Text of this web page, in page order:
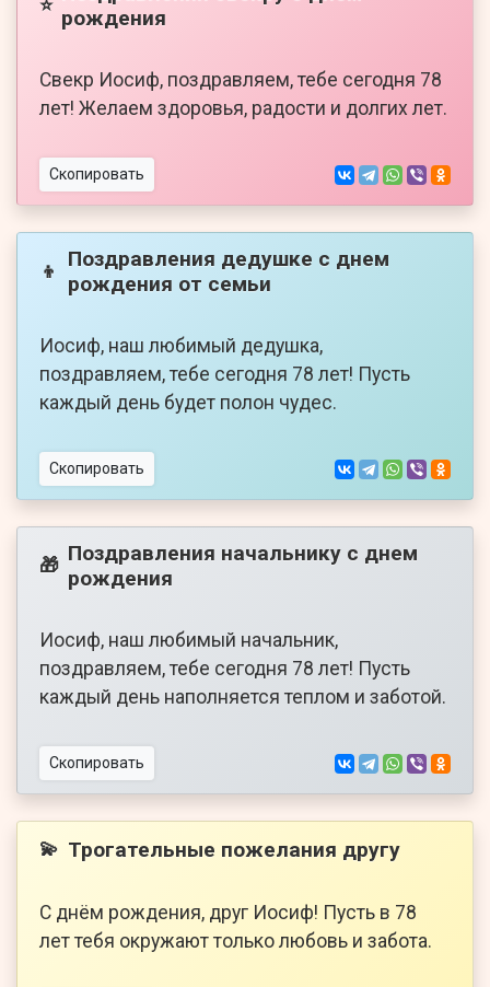
⭐ рождения
Свекр Иосиф, поздравляем, тебе сегодня 78
лет! Желаем здоровья, радости и долгих лет.
Скопировать
👦
Поздравления дедушке с днем
рождения от семьи
Иосиф, наш любимый дедушка,
поздравляем, тебе сегодня 78 лет! Пусть
каждый день будет полон чудес.
Скопировать
🎁 Поздравления начальнику с днем
рождения
Иосиф, наш любимый начальник,
поздравляем, тебе сегодня 78 лет! Пусть
каждый день наполняется теплом и заботой.
Скопировать
💫 Трогательные пожелания другу
С днём рождения, друг Иосиф! Пусть в 78
лет тебя окружают только любовь и забота.